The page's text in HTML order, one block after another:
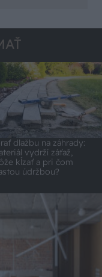
dlažbu na záhrady:
vydrží záťaž,
kĺzať a pri čom
údržbou?